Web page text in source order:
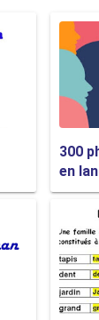
frite avec
$ plus taxes.
minutes,
300
en